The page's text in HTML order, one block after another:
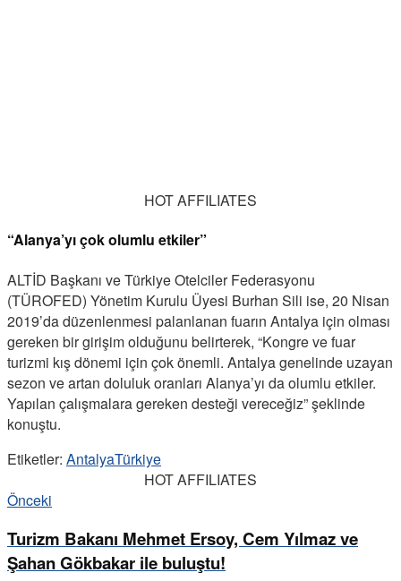
HOT AFFILIATES
“Alanya’yı çok olumlu etkiler”
ALTİD Başkanı ve Türkiye Otelciler Federasyonu
(TÜROFED) Yönetim Kurulu Üyesi Burhan Sili ise, 20 Nisan
2019’da düzenlenmesi palanlanan fuarın Antalya için olması
gereken bir girişim olduğunu belirterek, “Kongre ve fuar
turizmi kış dönemi için çok önemli. Antalya genelinde uzayan
sezon ve artan doluluk oranları Alanya’yı da olumlu etkiler.
Yapılan çalışmalara gereken desteği vereceğiz” şeklinde
konuştu.
Etiketler: AntalyaTürkiye
HOT AFFILIATES
Önceki
Turizm Bakanı Mehmet Ersoy, Cem Yılmaz ve
Şahan Gökbakar ile buluştu!